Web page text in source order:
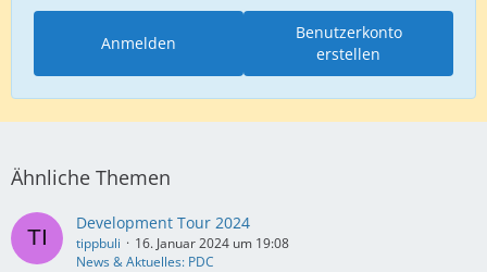
Benutzerkonto
erstellen
Anmelden
Ähnliche Themen
Development Tour 2024
tippbuli
16. Januar 2024 um 19:08
News & Aktuelles: PDC